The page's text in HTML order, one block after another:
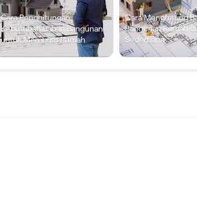
Cara Penghitungan
Kebutuhan Bahan Bangunan
untuk Membuat Rumah
Cara Menghitung
Bangunan Rumah
Sederhana